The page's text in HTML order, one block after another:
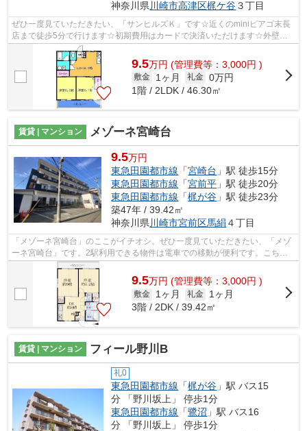
神奈川県 川崎市高津区梶ケ谷３丁目
ぜひ一度見ていただきたい、「サンヒルズＫ」です☆近くのminiピアゴ末長
店まで徒歩5分で行けます☆初期費用はカードで決済いただけます☆外壁は
タイル張りとなっていて、外観が素敵です☆...
9.5万円 (管理費等：3,000円 )
敷金 1ヶ月 礼金 0万円
1階 / 2LDK / 46.30㎡
賃貸 | マンション メゾーネ宮崎台
9.5万円
東急田園都市線 「宮崎台 」駅 徒歩15分
東急田園都市線 「宮前平 」駅 徒歩20分
東急田園都市線 「梶が谷 」駅 徒歩23分
築47年 / 39.42㎡
神奈川県 川崎市宮前区馬絹４丁目
「メゾーネ宮崎台」のここがイチオシ。ぜひ一度見ていただきたい、「メゾ
ーネ宮崎台」です。2駅利用できる物件は電車での移動が便利です。こちら
は初期費用をカードでお支払いいただけ...
9.5万円 (管理費等：3,000円 )
敷金 1ヶ月 礼金
1ヶ月
3階 / 2DK / 39.42㎡
賃貸 | マンション フィール野川B
礼0
東急田園都市線 「梶が谷 」駅 バス15
分 「野川坂上」 停歩1分
東急田園都市線 「鷺沼 」駅 バス16
分 「野川坂上」 停歩1分